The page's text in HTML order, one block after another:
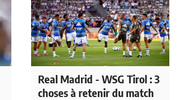
Real Madrid - WSG Tirol : 3
choses à retenir du match